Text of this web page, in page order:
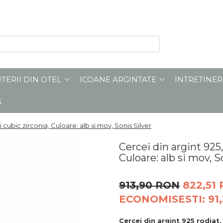
DIN OTEL ICOANE ARGINTATE
zirconia, Culoare: alb si mov, Sonis Silver
Cercei din argint
Culoare: alb si mov,
913,90 RON 822,51
ECONOMISESTI:
Cercei din argint 925